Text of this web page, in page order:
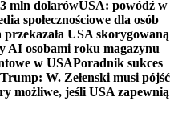
mln dolarówUSA: powódź w
społecznościowe dla osób
USA skorygowaną
AI osobami roku magazynu
w USAPoradnik sukces
W. Zełenski musi pójść
możliwe, jeśli USA zapewnią